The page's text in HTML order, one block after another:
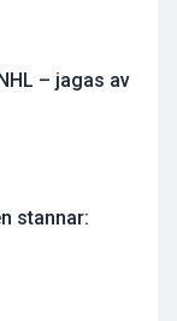
– jagas av
stannar: